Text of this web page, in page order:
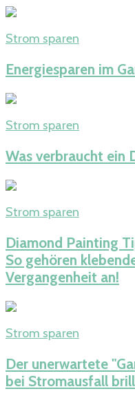
Strom sparen
Energiesparen im
Strom sparen
Was verbraucht ein
Strom sparen
Diamond Painting
So gehören
Vergangenheit an!
Strom sparen
Der unerwartete
bei Stromausfall